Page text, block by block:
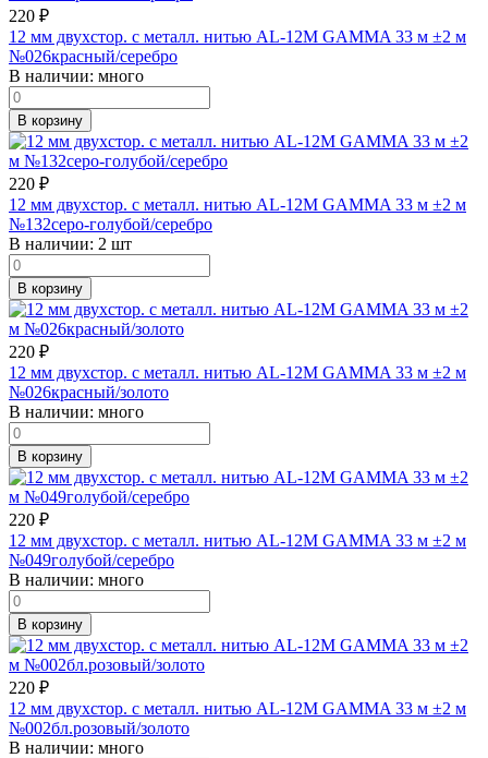
220 ₽
12 мм двухстор. с металл. нитью AL-12M GAMMA 33 м ±2 м
№026красный/серебро
В наличии: много
В корзину
220 ₽
12 мм двухстор. с металл. нитью AL-12M GAMMA 33 м ±2 м
№132серо-голубой/серебро
В наличии: 2 шт
В корзину
220 ₽
12 мм двухстор. с металл. нитью AL-12M GAMMA 33 м ±2 м
№026красный/золото
В наличии: много
В корзину
220 ₽
12 мм двухстор. с металл. нитью AL-12M GAMMA 33 м ±2 м
№049голубой/серебро
В наличии: много
В корзину
220 ₽
12 мм двухстор. с металл. нитью AL-12M GAMMA 33 м ±2 м
№002бл.розовый/золото
В наличии: много